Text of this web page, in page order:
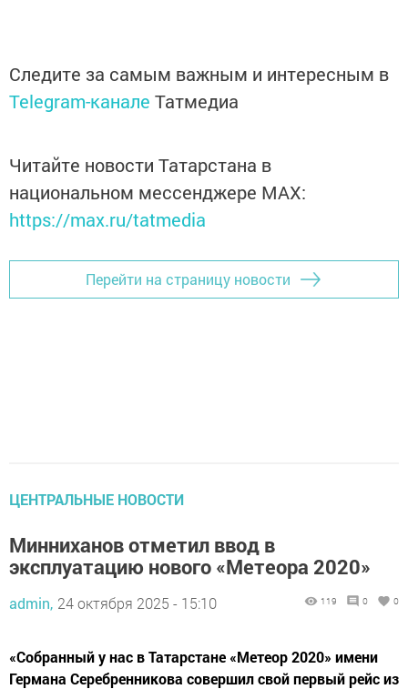
Следите за самым важным и интересным в
Telegram-канале Татмедиа
Читайте новости Татарстана в
национальном мессенджере MАХ:
https://max.ru/tatmedia
Перейти на страницу новости
ЦЕНТРАЛЬНЫЕ НОВОСТИ
Минниханов отметил ввод в
эксплуатацию нового «Метеора 2020»
admin, 24 октября 2025 - 15:10 119 0 0
«Собранный у нас в Татарстане «Метеор 2020» имени
Германа Серебренникова совершил свой первый рейс из